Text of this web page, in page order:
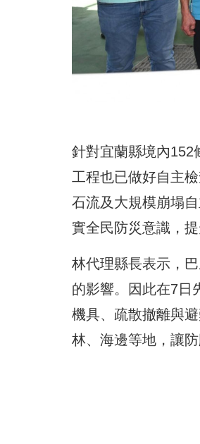
針對宜蘭縣境內152
工程也已做好自主
石流及大規模崩塌
實全民防災意識，
林代理縣長表示，
的影響。因此在7日
機具、疏散撤離與
林、海邊等地，讓